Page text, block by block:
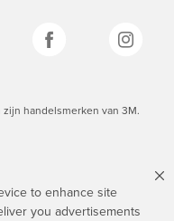
to enhance site
you advertisements
handelsmerken van 3M.